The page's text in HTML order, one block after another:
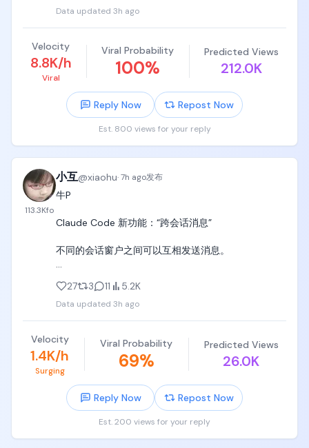
音效：电机低频转动声、湿乙烯基的摩擦声。
[00:21-00:26] 镜头6：被转翻·终点前极限（Front
Close-up → Medium Pull-back）
镜头：终点侧正面特写缓慢拉到中景，机位轴线不
变。
动作：管道持续转动，把她的身体一点点往右侧带
翻，她的重心越过管道最高点后再也压不回来。右腿
转。
等……！）
了！就差一点！）
[00:26-00:28] 镜头7：终点前落水（Fixed Side
Shot）
镜头：管道侧面固定机位，管道、伸出的右手、终点
台、正下方水面同框。
动作：管道再转过一点，支撑的左手被转到管道下侧
以后我再也不喷奥特曼和Openai了！
https://t.co/CGIzS4Un65
Data updated 3h ago
Velocity
8.8K/h
Viral
Viral Probability
100%
Predicted Views
212.0K
Reply Now Repost Now
Est. 800 views for your reply
113.3Kfo
小互@xiaohu·7h ago发布
牛P
Claude Code 新功能：“跨会话消息”
不同的会话窗户之间可以互相发送消息。
有无，
只需告诉另外窗口的 Claude 去做即可。这边的会发送
一个摘要（不是您的历史记录或文件）过去，另一个
会话会在任务进行中接手继续。
跨 Git 工作树（Worktrees）协作：多个 Claude 在同
一个项目的不同分支上干活，完成了可以互相打个招
呼。
传过去的是纯文本摘要或回答，不会把整个聊天记录
27 3 11 5.2K
Data updated 3h ago
Velocity
1.4K/h
Surging
Viral Probability
69%
Predicted Views
26.0K
Reply Now Repost Now
Est. 200 views for your reply